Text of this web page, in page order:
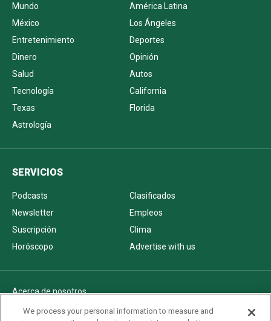
Mundo
América Latina
México
Los Ángeles
Entretenimiento
Deportes
Dinero
Opinión
Salud
Autos
Tecnología
California
Texas
Florida
Astrología
SERVICIOS
Podcasts
Clasificados
Newsletter
Empleos
Suscripción
Clima
Horóscopo
Advertise with us
Acerca de nosotros
Politica de privacidad
We process your personal information to measure and